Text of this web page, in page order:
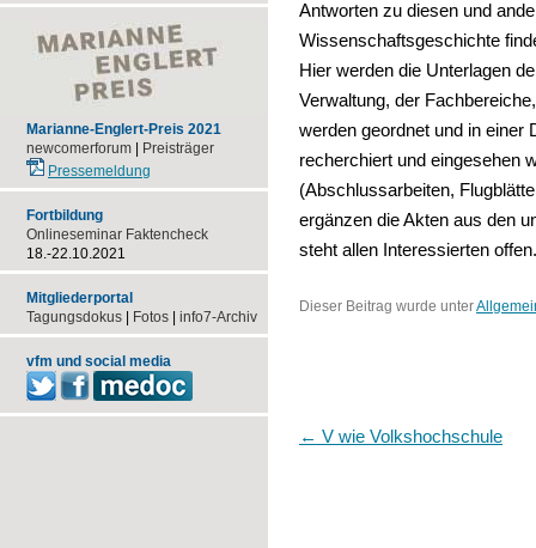
Marianne-Englert-Preis 2021
newcomerforum
Preisträger
Pressemeldung
Fortbildung
Onlineseminar Faktencheck
18.-22.10.2021
Mitgliederportal
Tagungsdokus
Fotos info7-Archiv
vfm und social media
Antworten zu diesen und
Wissenschaftsgeschichte
Hier werden die Unterlagen
Verwaltung, der
werden geordnet und in einer
recherchiert und eingesehen
(Abschlussarbeiten,
ergänzen die Akten aus den
steht allen Interessierten offen.
Dieser Beitrag wurde unter
Artikel-Navigation
← V wie Volkshochschule